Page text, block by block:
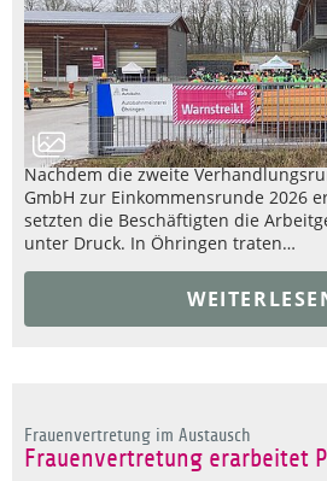
Nachdem die zweite
GmbH zur Einkommensrunde 2026
setzten die Beschäftigten die
unter Druck. In Öhringen traten…
Frauenvertretung im Austausch
Frauenvertretung erarbeitet